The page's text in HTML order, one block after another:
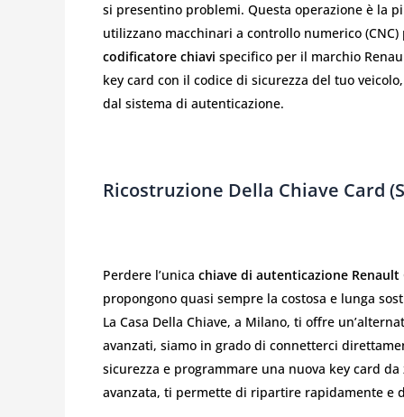
si presentino problemi. Questa operazione è la
utilizzano macchinari a controllo numerico
codificatore chiavi specifico per il marchio
key card con il codice di sicurezza del tuo
dal sistema di autenticazione.
Ricostruzione Della Chiave Card
Perdere l’unica chiave di autenticazione Renault
propongono quasi sempre la costosa e lunga
La Casa Della Chiave, a Milano, ti offre
avanzati, siamo in grado di connetterci
sicurezza e programmare una nuova key card
avanzata, ti permette di ripartire rapidamente e